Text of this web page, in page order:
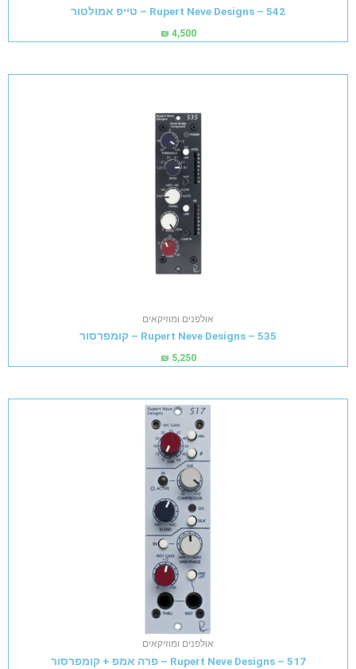
Rupert Neve Designs – 542 – טייפ אמולטור
₪ 4,500
אולפנים ומוזיקאים
Rupert Neve Designs – 535 – קומפרסור
₪ 5,250
אולפנים ומוזיקאים
Rupert Neve Designs – 517 – פרה אמפ + קומפרסור